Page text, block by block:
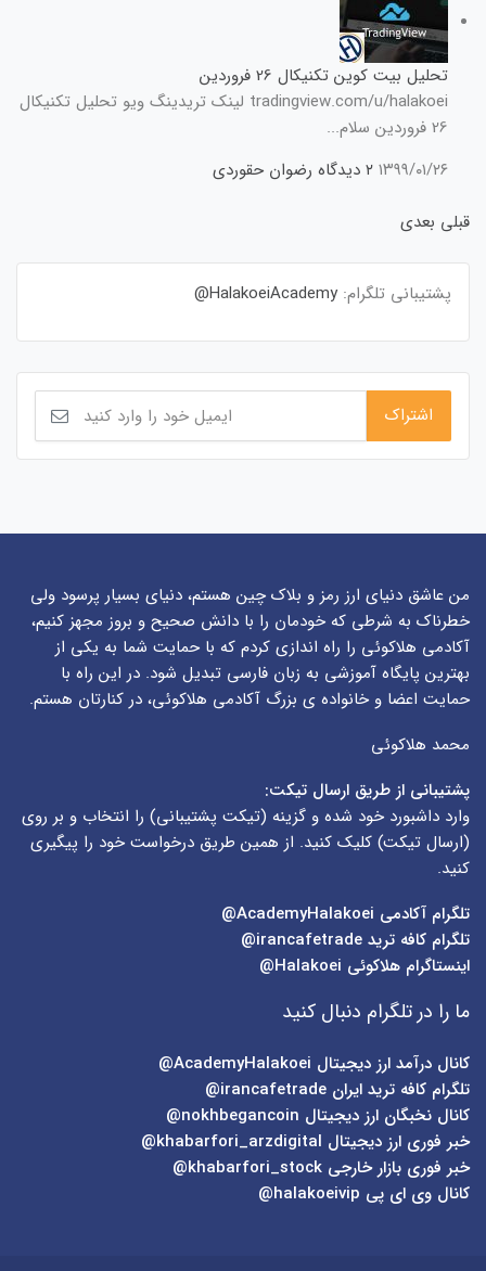
تحلیل بیت کوین تکنیکال 26 فروردین
tradingview.com/u/halakoei لینک تریدینگ ویو تحلیل تکنیکال
26 فروردین سلام...
۱۳۹۹/۰۱/۲۶ ۲ دیدگاه
رضوان حقوردی
قبلی بعدی
پشتیبانی تلگرام: HalakoeiAcademy@
من عاشق دنیای ارز رمز و بلاک چین هستم، دنیای بسیار پرسود ولی
خطرناک به شرطی که خودمان را با دانش صحیح و بروز مجهز کنیم،
آکادمی هلاکوئی را راه اندازی کردم که با حمایت شما به یکی از
بهترین پایگاه آموزشی به زبان فارسی تبدیل شود. در این راه با
حمایت اعضا و خانواده ی بزرگ آکادمی هلاکوئی، در کنارتان هستم.
محمد هلاکوئی
پشتیبانی از طریق ارسال تیکت:
وارد داشبورد خود شده و گزینه (تیکت پشتیبانی) را انتخاب و بر روی
(ارسال تیکت) کلیک کنید. از همین طریق درخواست خود را پیگیری
کنید.
تلگرام آکادمی
تلگرام کافه ترید irancafetrade@
اینستاگرام هلاکوئی Halakoei@
ما را در تلگرام دنبال کنید
کانال درآمد ارز دیجیتال AcademyHalakoei@
تلگرام کافه ترید ایران irancafetrade@
کانال نخبگان ارز دیجیتال nokhbegancoin@
خبر فوری ارز دیجیتال khabarfori_arzdigital@
خبر فوری بازار خارجی khabarfori_stock@
کانال وی ای پی halakoeivip@